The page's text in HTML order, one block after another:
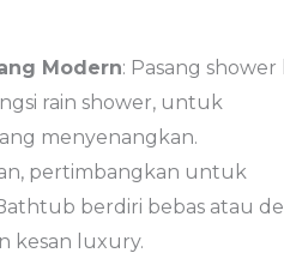
Modern: Pasang shower
rain shower, untuk
menyenangkan.
pertimbangkan untuk
berdiri bebas atau
kesan luxury.